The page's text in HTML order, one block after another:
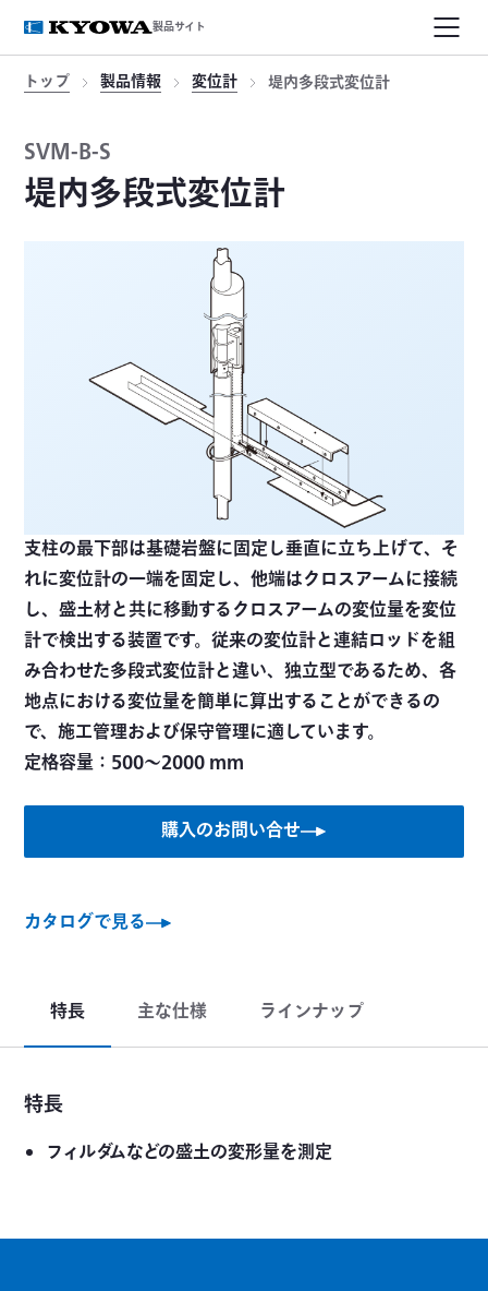
製品サイト
トップ 製品情報 変位計 堤内多段式変位計
SVM-B-S
堤内多段式変位計
支柱の最下部は基礎岩盤に固定し垂直に立ち上げて、そ
れに変位計の一端を固定し、他端はクロスアームに接続
し、盛土材と共に移動するクロスアームの変位量を変位
計で検出する装置です。従来の変位計と連結ロッドを組
み合わせた多段式変位計と違い、独立型であるため、各
地点における変位量を簡単に算出することができるの
で、施工管理および保守管理に適しています。
定格容量：500～2000 mm
購入のお問い合せ
カタログで見る
特長 主な仕様 ラインナップ
特長
フィルダムなどの盛土の変形量を測定